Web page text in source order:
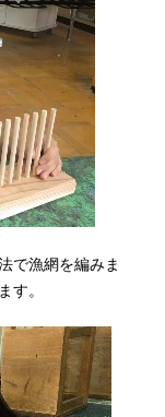
で漁網を編みま
す。